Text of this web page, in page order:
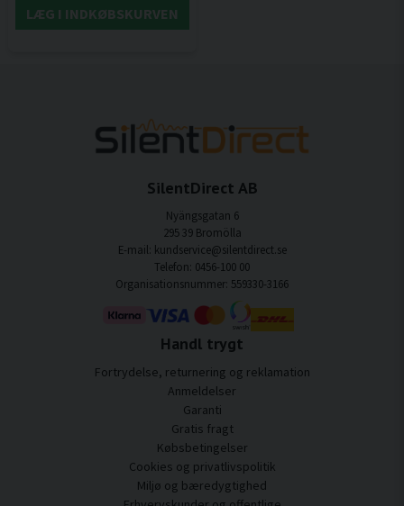
LÆG I INDKØBSKURVEN
SilentDirect AB
Nyängsgatan 6
295 39 Bromölla
E-mail: kundservice@silentdirect.se
Telefon: 0456-100 00
Organisationsnummer: 559330-3166
Handl trygt
Fortrydelse, returnering og reklamation
Anmeldelser
Garanti
Gratis fragt
Købsbetingelser
Cookies og privatlivspolitik
Miljø og bæredygtighed